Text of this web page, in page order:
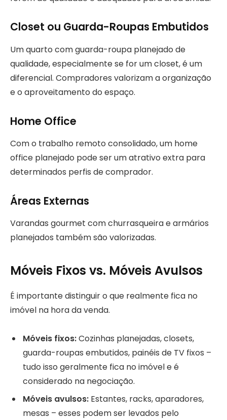
Closet ou Guarda-Roupas Embutidos
Um quarto com guarda-roupa planejado de
qualidade, especialmente se for um closet, é um
diferencial. Compradores valorizam a organização
e o aproveitamento do espaço.
Home Office
Com o trabalho remoto consolidado, um home
office planejado pode ser um atrativo extra para
determinados perfis de comprador.
Áreas Externas
Varandas gourmet com churrasqueira e armários
planejados também são valorizadas.
Móveis Fixos vs. Móveis Avulsos
É importante distinguir o que realmente fica no
imóvel na hora da venda.
Móveis fixos:Cozinhas planejadas, closets,
guarda-roupas embutidos, painéis de TV fixos –
tudo isso geralmente fica no imóvel e é
considerado na negociação.
Móveis avulsos: Estantes, racks, aparadores,
mesas – esses podem ser levados pelo